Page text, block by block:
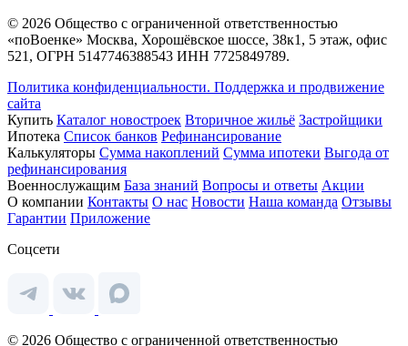
© 2026 Общество с ограниченной ответственностью
«поВоенке» Москва, Хорошёвское шоссе, 38к1, 5 этаж, офис
521, ОГРН 5147746388543 ИНН 7725849789.
Политика конфиденциальности. Поддержка и продвижение
сайта
Купить Каталог новостроек Вторичное жильё Застройщики
Ипотека Список банков Рефинансирование
Калькуляторы Сумма накоплений Сумма ипотеки Выгода от
рефинансирования
Военнослужащим База знаний Вопросы и ответы Акции
О компании Контакты О нас Новости Наша команда Отзывы
Гарантии Приложение
Соцсети
© 2026 Общество с ограниченной ответственностью